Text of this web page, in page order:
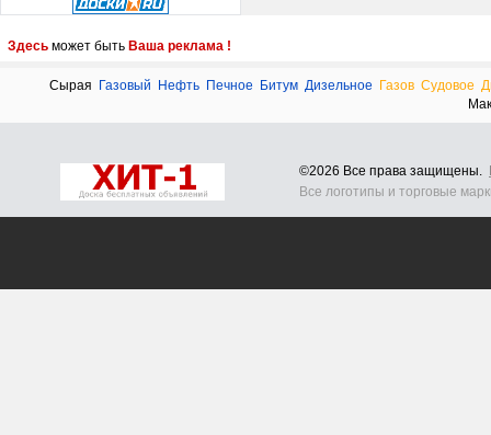
Здесь может быть Ваша реклама !
Сырая Газовый Нефть Печное Битум Дизельное Газов Судовое
©2026 Все права защищены.
Все логотипы и торговые